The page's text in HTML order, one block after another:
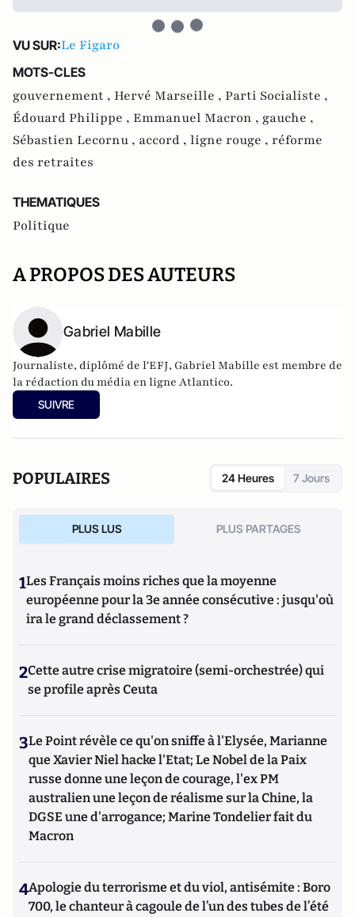
VU SUR:Le Figaro
MOTS-CLES
gouvernement , Hervé Marseille , Parti Socialiste ,
Édouard Philippe , Emmanuel Macron , gauche ,
Sébastien Lecornu , accord , ligne rouge , réforme
des retraites
THEMATIQUES
Politique
A PROPOS DES AUTEURS
Gabriel Mabille
Journaliste, diplômé de l'EFJ, Gabriel Mabille est membre de
la rédaction du média en ligne Atlantico.
SUIVRE
POPULAIRES 24 Heures 7 Jours
PLUS LUS PLUS PARTAGES
1Les Français moins riches que la moyenne
européenne pour la 3e année consécutive : jusqu'où
ira le grand déclassement ?
2Cette autre crise migratoire (semi-orchestrée) qui
se profile après Ceuta
3Le Point révèle ce qu'on sniffe à l'Elysée, Marianne
que Xavier Niel hacke l'Etat; Le Nobel de la Paix
russe donne une leçon de courage, l'ex PM
australien une leçon de réalisme sur la Chine, la
DGSE une d'arrogance; Marine Tondelier fait du
Macron
4Apologie du terrorisme et du viol, antisémite : Boro
700, le chanteur à cagoule de l’un des tubes de l’été